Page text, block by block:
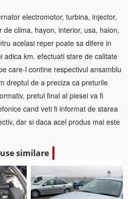
electromotor, turbina, injector,
clima, hayon, interior, usa, haion,
acelasi reper poate sa difere in
adica km. efectuati stare de calitate
care-l contine respectivul ansamblu
dreptul de a preciza ca preturile
pretul final al piesei va fi
cand veti fi informat de starea
dar si daca acel produs mai este
similare